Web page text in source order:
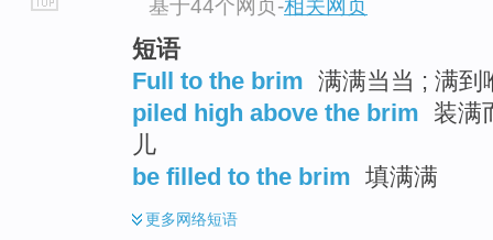
基于44个网页-相关网页
短语
Full to the brim 满满当当 ; 满到
piled high above the brim 装满
儿
be filled to the brim 填满满
更多网络短语